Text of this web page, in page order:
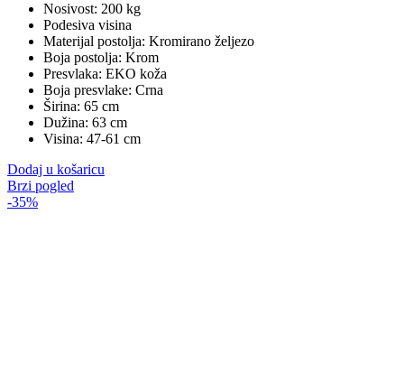
Nosivost: 200 kg
Podesiva visina
Materijal postolja: Kromirano željezo
Boja postolja: Krom
Presvlaka: EKO koža
Boja presvlake: Crna
Širina: 65 cm
Dužina: 63 cm
Visina: 47-61 cm
Dodaj u košaricu
Brzi pogled
-35%